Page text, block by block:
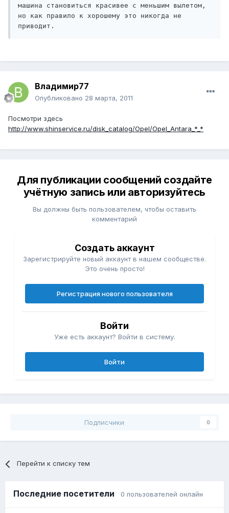
машина становиться красивее с меньшим вылетом,
но как правило к хорошему это никогда не
приводит.
Владимир77
Опубликовано 28 марта, 2011
Посмотри здесь
http://www.shinservice.ru/disk_catalog/Opel/Opel_Antara_*_*
Для публикации сообщений создайте
учётную запись или авторизуйтесь
Вы должны быть пользователем, чтобы оставить
комментарий
Создать аккаунт
Зарегистрируйте новый аккаунт в нашем сообществе.
Это очень просто!
Регистрация нового пользователя
Войти
Уже есть аккаунт? Войти в систему.
Войти
Подписчики 0
Перейти к списку тем
Последние посетители 0 пользователей онлайн